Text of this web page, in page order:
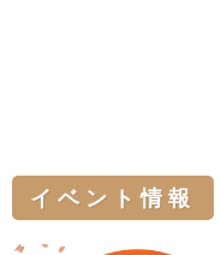
イベント情報